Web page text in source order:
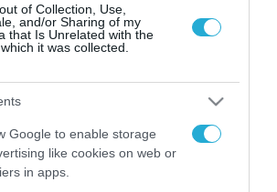
of Collection, Use,
and/or Sharing of my
that Is Unrelated with the
it was collected.
Google to enable storage
like cookies on web or
in apps.